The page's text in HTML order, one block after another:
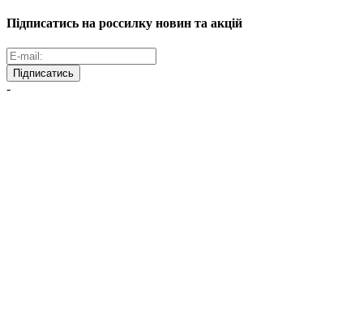
Підписатись на россилку новин та акцій
Підписатись
-